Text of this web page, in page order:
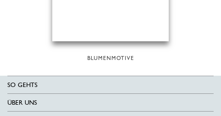
BLUMENMOTIVE
SO GEHTS
ÜBER UNS